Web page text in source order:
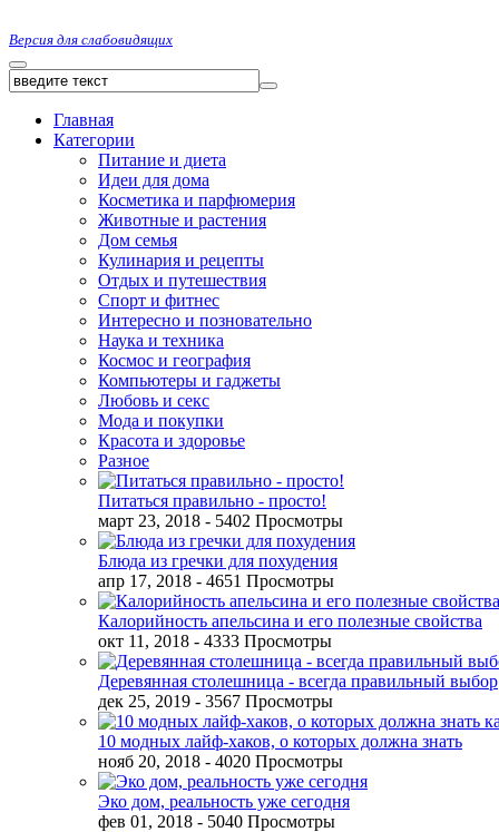
Версия для слабовидящих
Главная
Категории
Питание и диета
Идеи для дома
Косметика и парфюмерия
Животные и растения
Дом семья
Кулинария и рецепты
Отдых и путешествия
Спорт и фитнес
Интересно и позновательно
Наука и техника
Космос и география
Компьютеры и гаджеты
Любовь и секс
Мода и покупки
Красота и здоровье
Разное
Питаться правильно - просто!
март 23, 2018 - 5402 Просмотры
Блюда из гречки для похудения
апр 17, 2018 - 4651 Просмотры
Калорийность апельсина и его полезные свойства
окт 11, 2018 - 4333 Просмотры
Деревянная столешница - всегда правильный выбор
дек 25, 2019 - 3567 Просмотры
10 модных лайф-хаков, о которых должна знать
нояб 20, 2018 - 4020 Просмотры
Эко дом, реальность уже сегодня
фев 01, 2018 - 5040 Просмотры